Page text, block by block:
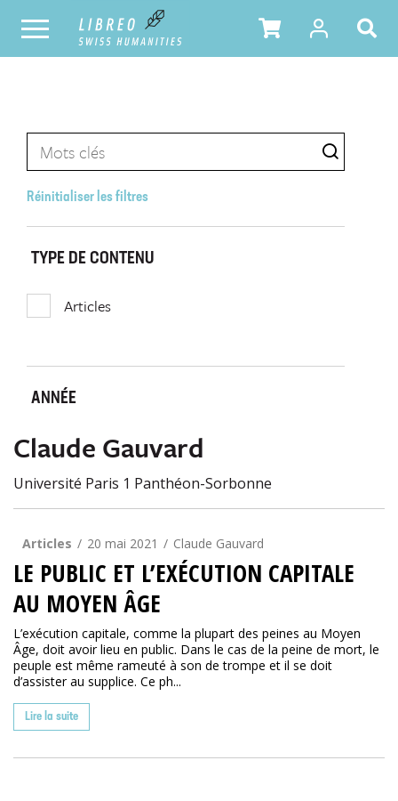
Réinitialiser les filtres
TYPE DE CONTENU
Articles
ANNÉE
Claude Gauvard
Université Paris 1 Panthéon-Sorbonne
Articles 20 mai 2021 Claude Gauvard
LE PUBLIC ET L’EXÉCUTION CAPITALE
AU MOYEN ÂGE
L’exécution capitale, comme la plupart des peines au Moyen
Âge, doit avoir lieu en public. Dans le cas de la peine de mort, le
peuple est même rameuté à son de trompe et il se doit
d’assister au supplice. Ce ph...
Lire la suite